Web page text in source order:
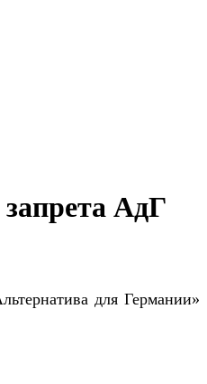
АдГ
для Германии»